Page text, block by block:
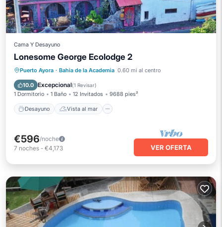
Cama Y Desayuno
Lonesome George Ecolodge 2
Puerto Ayora · Bahia de la Academia 0.60 mi al centro
10.0 Excepcional(1 Revisar)
1 Dormitorio 1 Baño 12 Invitados 9688 pies²
Desayuno Vista al mar
Desayuno
Vista al mar
Balcón/Terraza
€596/noche
7 noches - €4,173 VER OFERTA